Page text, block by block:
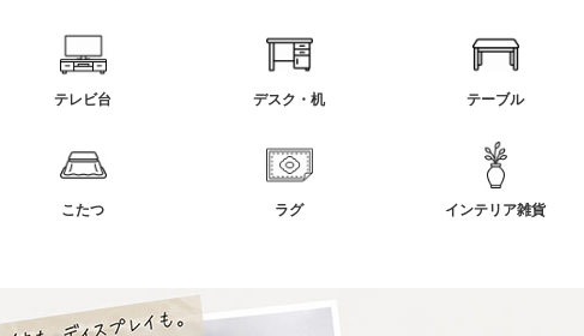
テレビ台 デスク・机 テーブル
こたつ ラグ インテリア雑貨